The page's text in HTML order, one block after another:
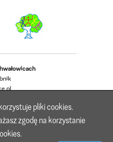
pliki cookies.
zgodę na korzystanie